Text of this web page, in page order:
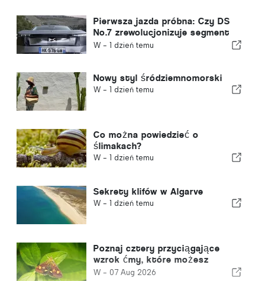
Pierwsza jazda próbna: Czy DS
No.7 zrewolucjonizuje segment
samochodów elektrycznych?
W - 1 dzień temu
Nowy styl śródziemnomorski
W - 1 dzień temu
Co można powiedzieć o
ślimakach?
W - 1 dzień temu
Sekrety klifów w Algarve
W - 1 dzień temu
Poznaj cztery przyciągające
wzrok ćmy, które możesz
spotkać w swoim ogrodzie
W - 07 Aug 2026